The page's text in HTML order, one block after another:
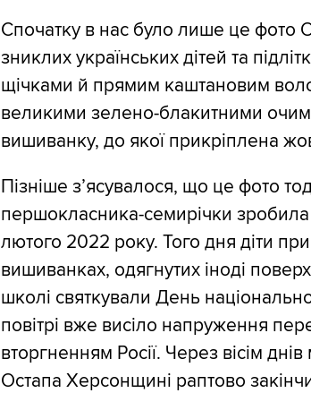
Спочатку в нас було лише це фото
зниклих українських дітей та
щічками й прямим каштановим
великими зелено-блакитними
вишиванку, до якої прикріплена
Пізніше з’ясувалося, що це фото
першокласника-семирічки зробила
лютого 2022 року. Того дня діти
вишиванках, одягнутих іноді
школі святкували День
повітрі вже висіло напруження
вторгненням Росії. Через вісім
Остапа Херсонщині раптово